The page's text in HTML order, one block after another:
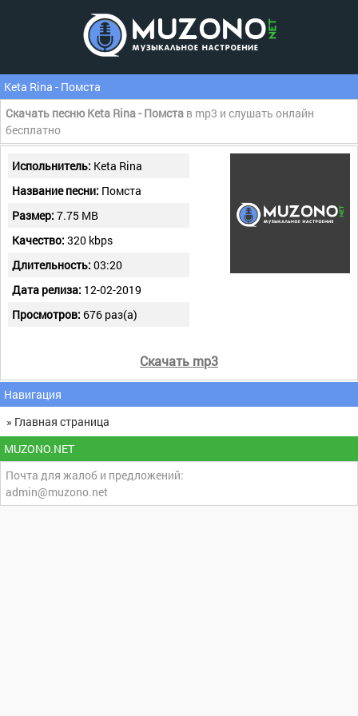
Keta Rina - Помста
Скачать песню Keta Rina - Помста в mp3 и слушать онлайн
бесплатно
Испольнитель: Keta Rina
Название песни: Помста
Размер: 7.75 MB
Качество: 320 kbps
Длительность: 03:20
Дата релиза: 12-02-2019
Просмотров: 676 раз(а)
Скачать mp3
Навигация
» Главная страница
MUZONO.NET
Почта для жалоб и предложений:
admin@muzono.net